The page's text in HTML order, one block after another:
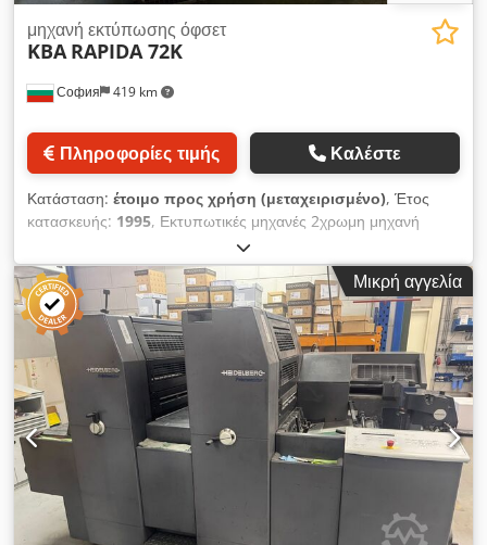
София 419 km
μηχανή εκτύπωσης όφσετ
KBA RAPIDA 72K
Πληροφορίες τιμής Καλέστε
Κατάσταση: έτοιμο προς χρήση (μεταχειρισμένο), Έτος
κατασκευής: 1995, Εκτυπωτικές μηχανές 2χρωμη μηχανή
όφσετ KBA Rapida 72K Έτος κατασκευής: 1994 Αριθμός
σειράς: 65802317 Έτος: 1995 Τμήματα εκτύπωσης: 2 Μέγιστο
μέγεθος χαρτιού: 520 x 720 mm Ελάχιστο μέγεθος χαρτιού:
210 x 297 mm Ταχύτητα εκτύπωσης: 17.000 φύλλα/ώρα
Διαστάσεις πινακίδας: 557 x 720 mm Dcodpfxeyx Iyve Afnek
Διαστάσεις ελαστικού: 585 x 730 mm Μετρητής: 32
εκατομμύρια Τρέχουσα κατάσταση: Σε παραγωγή
Μικρή αγγελία